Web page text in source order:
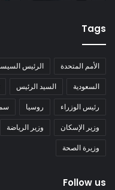
Tags
الأمم المتحدة الرئيس
السعودية السيد الرئيس
رئيس الوزراء روسيا
وزير الإسكان وزير الرياضة
وزيرة الصحة
Follow us